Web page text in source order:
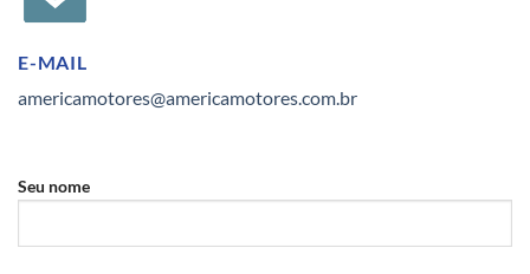
E-MAIL
americamotores@americamotores.com.br
Seu nome